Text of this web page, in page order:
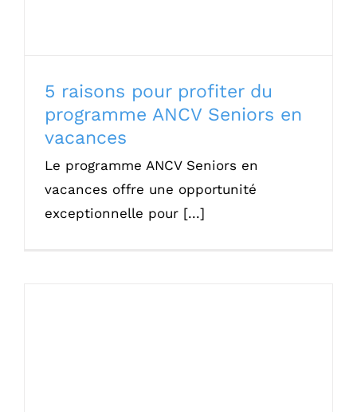
5 raisons pour profiter du
programme ANCV Seniors en
vacances
Le programme ANCV Seniors en
vacances offre une opportunité
exceptionnelle pour [...]